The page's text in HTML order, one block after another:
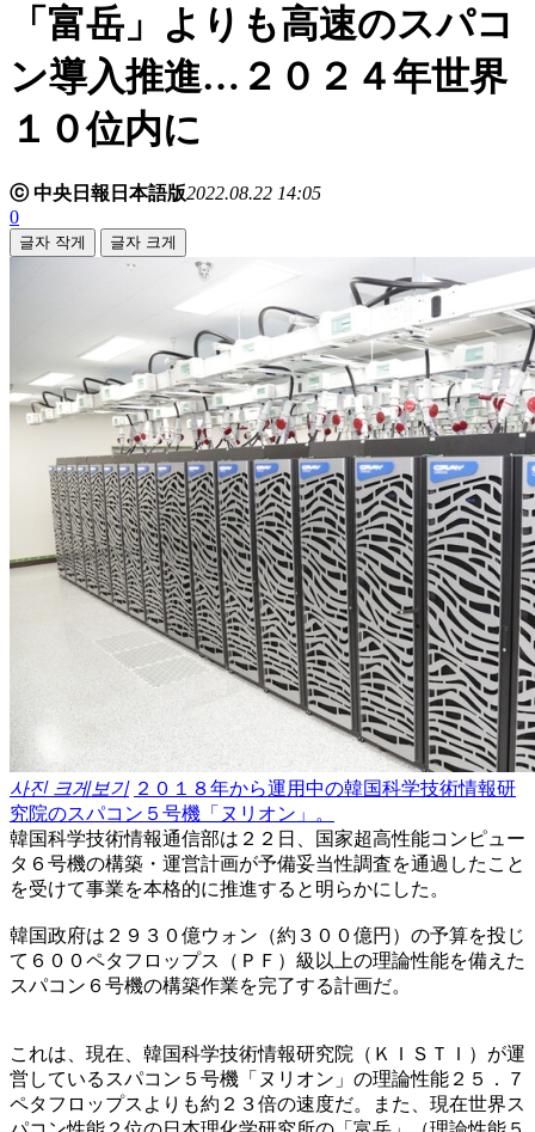
「富岳」よりも高速のスパコ
ン導入推進…２０２４年世界
１０位内に
ⓒ 中央日報日本語版2022.08.22 14:05
0
글자 작게 글자 크게
사진 크게보기 ２０１８年から運用中の韓国科学技術情報研
究院のスパコン５号機「ヌリオン」。
韓国科学技術情報通信部は２２日、国家超高性能コンピュー
タ６号機の構築・運営計画が予備妥当性調査を通過したこと
を受けて事業を本格的に推進すると明らかにした。
韓国政府は２９３０億ウォン（約３００億円）の予算を投じ
て６００ペタフロップス（ＰＦ）級以上の理論性能を備えた
スパコン６号機の構築作業を完了する計画だ。
これは、現在、韓国科学技術情報研究院（ＫＩＳＴＩ）が運
営しているスパコン５号機「ヌリオン」の理論性能２５．７
ペタフロップスよりも約２３倍の速度だ。また、現在世界ス